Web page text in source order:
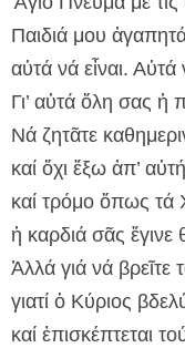
Παιδιά μου
αὐτά νά εἶναι.
Γι’ αὐτά ὅλη σας
Νά ζητᾶτε
καί ὄχι ἔξω ἀπ’
καί τρόμο ὅπως τά
ἡ καρδιά σᾶς
Ἀλλά γιά νά βρεῖτε
γιατί ὁ Κύριος
καί ἐπισκέπτεται